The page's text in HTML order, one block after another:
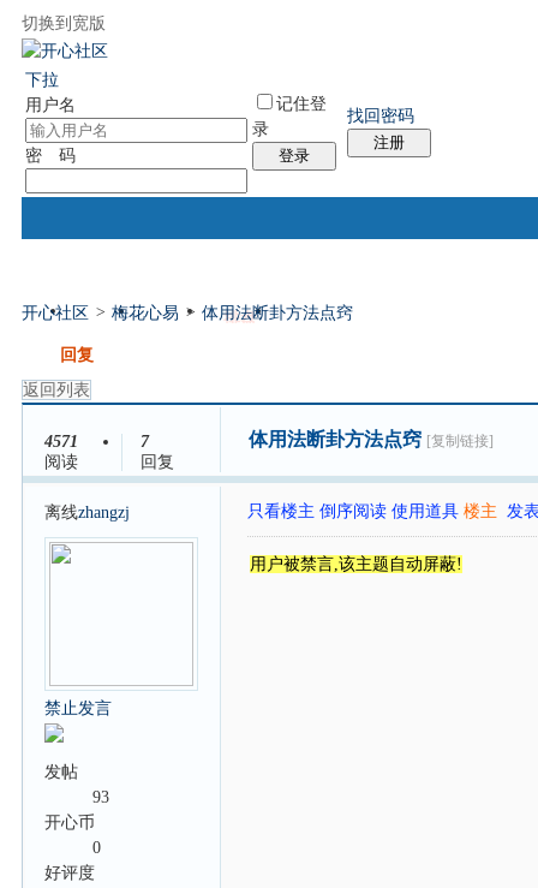
切换到宽版
下拉
用户名
密 码
记住登
录
登录
找回密码
注册
门户 论坛 排盘 个人中心
开心社区 > 梅花心易 > 体用法断卦方法点窍
回复
返回列表
4571
阅读
7
回复
体用法断卦方法点窍 [复制链接]
离线zhangzj
禁止发言
发帖
93
开心币
0
好评度
只看楼主 倒序阅读 使用道具 楼主 发
用户被禁言,该主题自动屏蔽!